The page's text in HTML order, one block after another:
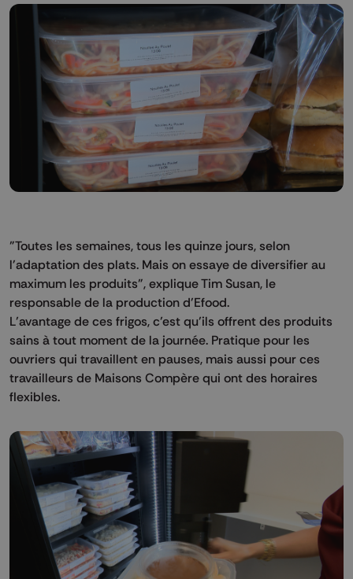
"Toutes les semaines, tous les quinze jours, selon
l'adaptation des plats. Mais on essaye de diversifier au
maximum les produits", explique Tim Susan, le
responsable de la production d'Efood.
L’avantage de ces frigos, c’est qu’ils offrent des produits
sains à tout moment de la journée. Pratique pour les
ouvriers qui travaillent en pauses, mais aussi pour ces
travailleurs de Maisons Compère qui ont des horaires
flexibles.